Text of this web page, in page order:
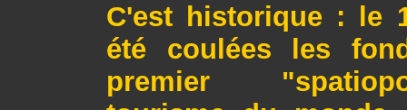
C'est historique : le
été coulées les
premier